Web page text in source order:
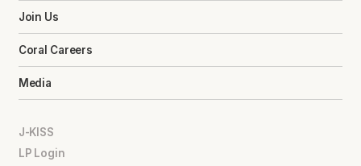
Join Us
Coral Careers
Media
J-KISS
LP Login